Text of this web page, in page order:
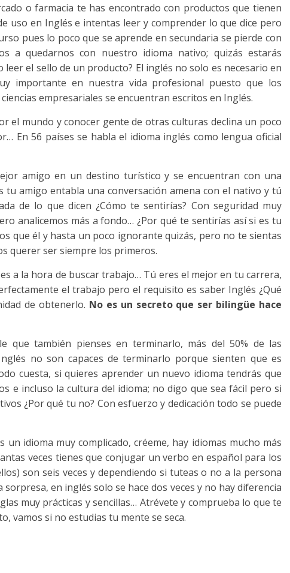
o farmacia te has encontrado con productos que tienen
uso en Inglés e intentas leer y comprender lo que dice pero
pues lo poco que se aprende en secundaria se pierde con
a quedarnos con nuestro idioma nativo; quizás estarás
leer el sello de un producto? El inglés no solo es necesario en
importante en nuestra vida profesional puesto que los
empresariales se encuentran escritos en Inglés.
el mundo y conocer gente de otras culturas declina un poco
En 56 países se habla el idioma inglés como lengua oficial
amigo en un destino turístico y se encuentran con una
tu amigo entabla una conversación amena con el nativo y tú
de lo que dicen ¿Cómo te sentirías? Con seguridad muy
analicemos más a fondo… ¿Por qué te sentirías así si es tu
que él y hasta un poco ignorante quizás, pero no te sientas
querer ser siempre los primeros.
a la hora de buscar trabajo… Tú eres el mejor en tu carrera,
el trabajo pero el requisito es saber Inglés ¿Qué
de obtenerlo. No es un secreto que ser bilingüe hace
que también pienses en terminarlo, más del 50% de las
no son capaces de terminarlo porque sienten que es
cuesta, si quieres aprender un nuevo idioma tendrás que
e incluso la cultura del idioma; no digo que sea fácil pero si
¿Por qué tu no? Con esfuerzo y dedicación todo se puede
idioma muy complicado, créeme, hay idiomas mucho más
veces tienes que conjugar un verbo en español para los
son seis veces y dependiendo si tuteas o no a la persona
en inglés solo se hace dos veces y no hay diferencia
muy prácticas y sencillas… Atrévete y comprueba lo que te
vamos si no estudias tu mente se seca.